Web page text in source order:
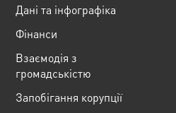
Дані та інфографіка
Фінанси
Взаємодія з
громадськістю
Запобігання корупції